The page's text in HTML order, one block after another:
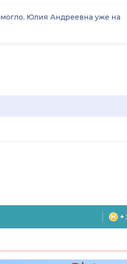
Юлия Андреевна уже на
+